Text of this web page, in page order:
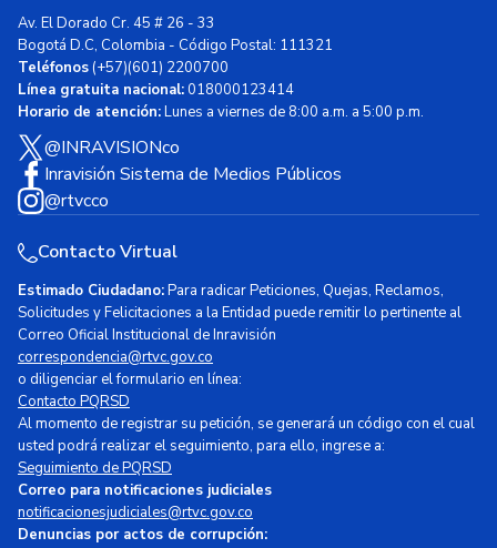
Av. El Dorado Cr. 45 # 26 - 33
Bogotá D.C, Colombia - Código Postal: 111321
Teléfonos(+57)(601) 2200700
Línea gratuita nacional:018000123414
Horario de atención:Lunes a viernes de 8:00 a.m. a 5:00 p.m.
@INRAVISIONco
Inravisión Sistema de Medios Públicos
@rtvcco
Contacto Virtual
Estimado Ciudadano:Para radicar Peticiones, Quejas, Reclamos,
Solicitudes y Felicitaciones a la Entidad puede remitir lo pertinente al
Correo Oficial Institucional de Inravisión
correspondencia@rtvc.gov.co
o diligenciar el formulario en línea:
Contacto PQRSD
Al momento de registrar su petición, se generará un código con el cual
usted podrá realizar el seguimiento, para ello, ingrese a:
Seguimiento de PQRSD
Correo para notificaciones judiciales
notificacionesjudiciales@rtvc.gov.co
Denuncias por actos de corrupción: